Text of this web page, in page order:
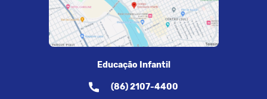
Educação Infantil
(86) 2107-4400